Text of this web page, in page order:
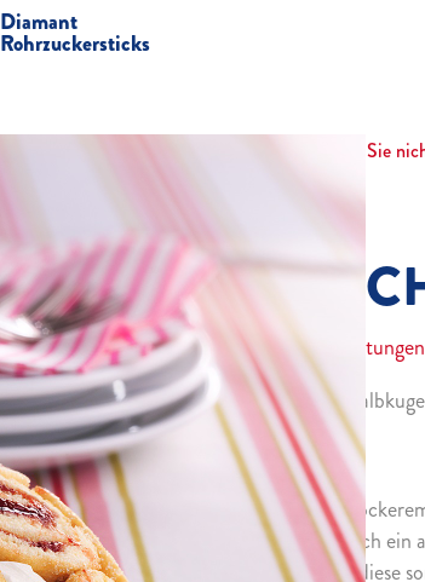
Diamant
Rohrzuckersticks
Leider konnten wir Sie
Backen
HIMBEER-
Bewertungen
Über 60
Min.
1
Ø)
Die Himbeer-Charlotte aus
Himbeeren ist nicht nur optisch ein
köstlichem Geschmack kann diese